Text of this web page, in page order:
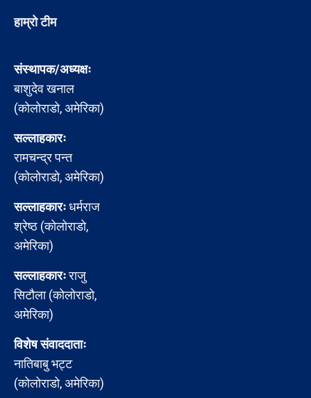
हाम्रो टीम
संस्थापक/अध्यक्षः
बाशुदेव खनाल
(कोलोराडो, अमेरिका)
सल्लाहकारः
रामचन्द्र पन्त
(कोलोराडो, अमेरिका)
सल्लाहकारःधर्मराज
श्रेष्ठ (कोलोराडो,
अमेरिका)
सल्लाहकारःराजु
सिटौला (कोलोराडो,
अमेरिका)
विशेष संवाददाताः
नातिबाबु भट्ट
(कोलोराडो, अमेरिका)